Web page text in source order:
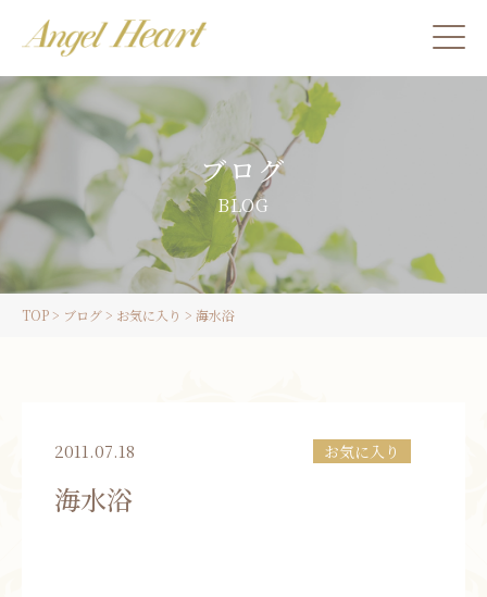
施術をご希望の方
カウンセリングをご希望の方へ
スクール受講生の方へ
ブログ
BLOG
TOP> ブログ> お気に入り > 海水浴
2011.07.18 お気に入り
海水浴